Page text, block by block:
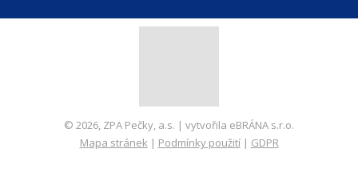
© 2026, ZPA Pečky, a.s. | vytvořila eBRÁNA s.r.o.
Mapa stránek | Podmínky použití | GDPR